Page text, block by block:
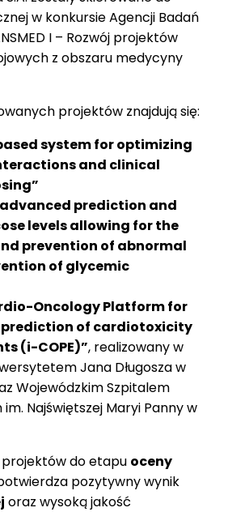
w konkursie Agencji Badań
I – Rozwój projektów
z obszaru medycyny
projektów znajdują się:
system for optimizing
and clinical
prediction and
levels allowing for the
prevention of abnormal
of glycemic
Oncology Platform for
of cardiotoxicity
(i-COPE)”, realizowany w
Jana Długosza w
Wojewódzkim Szpitalem
Najświętszej Maryi Panny w
do etapu oceny
pozytywny wynik
oraz wysoką jakość